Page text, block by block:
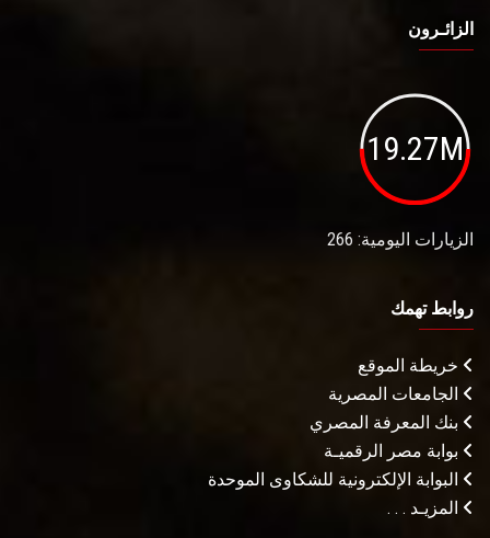
الزائـرون
19.27M
الزيارات اليومية: 266
روابط تهمك
خريطة الموقع
الجامعات المصرية
بنك المعرفة المصري
بوابة مصر الرقميـة
البوابة الإلكترونية للشكاوى الموحدة
المزيـد . . .